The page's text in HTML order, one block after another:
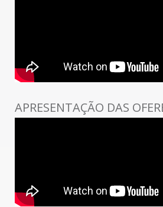
APRESENTAÇÃO DAS